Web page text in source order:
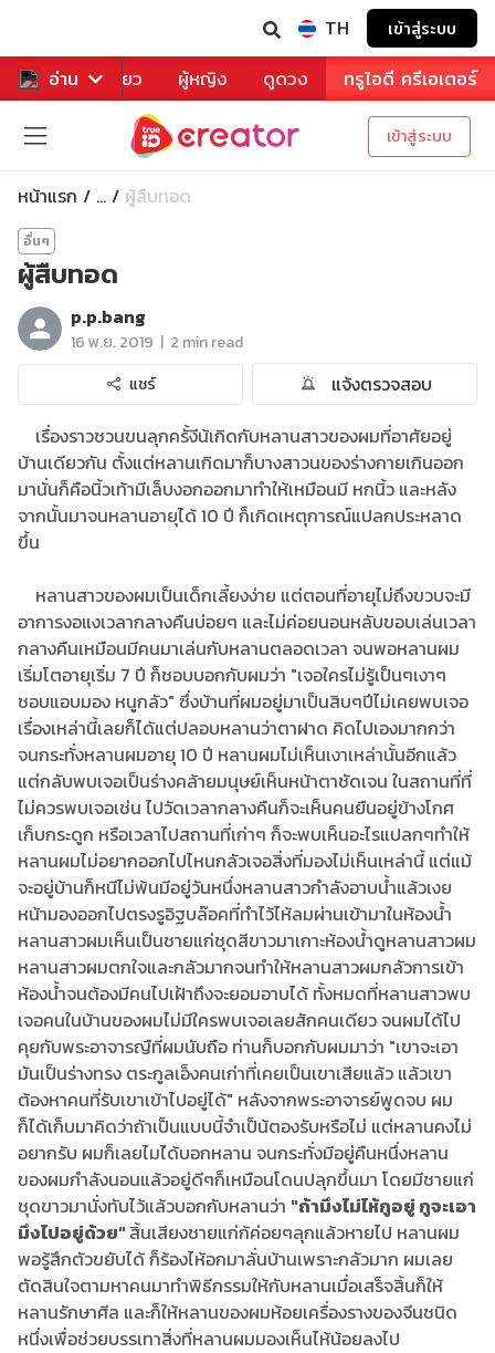
TH เข้าสู่ระบบ
อ่าน
หาร ท่องเที่ยว ผู้หญิง ดูดวง ทรูไอดี ครีเอเตอร์
เข้าสู่ระบบ
หน้าแรก ... ผู้สืบทอด
อื่นๆ
ผู้สืบทอด
p.p.bang
16 พ.ย. 2019 | 2 min read
แชร์
แจ้งตรวจสอบ
เรื่องราวชวนขนลุกครั้งีน้เกิดกับหลานสาวของผมที่อาศัยอยู่
บ้านเดียวกัน ตั้งแต่หลานเกิดมาก็บางสาวนของร่างกายเกินออก
มานั่นก็คือนิ้วเท้ามีเล็บงอกออกมาทำให้เหมือนมี หกนิ้ว และหลัง
จากนั้นมาจนหลานอายุได้ 10 ปี ก็เกิดเหตุการณ์แปลกประหลาด
ขึ้น
หลานสาวของผมเป็นเด็กเลี้ยงง่าย แต่ตอนที่อายุไม่ถึงขวบจะมี
อาการงอแงเวลากลางคืนบ่อยๆ และไม่ค่อยนอนหลับขอบเล่นเวลา
กลางคืนเหมือนมีคนมาเล่นกับหลานตลอดเวลา จนพอหลานผม
เริ่มโตอายุเริ่ม 7 ปี ก็ชอบบอกกับผมว่า "เจอใครไม่รู้เป็นๆเงาๆ
ชอบแอบมอง หนูกลัว" ซึ่งบ้านที่ผมอยู่มาเป็นสิบๆปีไม่เคยพบเจอ
เรื่องเหล่านี้เลยก็ได้แต่ปลอบหลานว่าตาฝาด คิดไปเองมากกว่า
จนกระทั่งหลานผมอายุ 10 ปี หลานผมไม่เห็นเงาเหล่านั้นอีกแล้ว
แต่กลับพบเจอเป็นร่างคล้ายมนุษย์เห็นหน้าตาชัดเจน ในสถานที่ที่
ไม่ควรพบเจอเช่น ไปวัดเวลากลางคืนก็จะเห็นคนยืนอยู่ข้างโกศ
เก็บกระดูก หรือเวลาไปสถานที่เก่าๆ ก็จะพบเห็นอะไรแปลกๆทำให้
หลานผมไม่อยากออกไปไหนกลัวเจอสิ่งที่มองไม่เห็นเหล่านี้ แต่แม้
จะอยู่บ้านก็หนีไม่พ้นมีอยู่วันหนึ่งหลานสาวกำลังอาบน้ำแล้วเงย
หน้ามองออกไปตรงรูอิฐบล๊อคที่ทำไว้ไห้ลมผ่านเข้ามาในห้องน้ำ
หลานสาวผมเห็นเป็นชายแก่ชุดสีขาวมาเกาะห้องน้ำดูหลานสาวผม
หลานสาวผมตกใจและกลัวมากจนทำให้หลานสาวผมกลัวการเข้า
ห้องน้ำจนต้องมีคนไปเฝ้าถึงจะยอมอาบได้ ทั้งหมดที่หลานสาวพบ
เจอคนในบ้านของผมไม่มีใครพบเจอเลยสักคนเดียว จนผมได้ไป
คุยกับพระอาจารญืที่ผมนับถือ ท่านก็บอกกับผมมาว่า "เขาจะเอา
มันเป็นร่างทรง ตระกูลเอ็งคนเก่าที่เคยเป็นเขาเสียแล้ว แล้วเขา
ต้องหาคนที่รับเขาเข้าไปอยู่ได้" หลังจากพระอาจารย์พูดจบ ผม
ก็ได้เก็บมาคิดว่าถ้าเป็นแบบนี้จำเป็น้ตองรับหรือไม่ แต่หลานคงไม่
อยากรับ ผมก็เลยไมไ่ด้บอกหลาน จนกระทั่งมีอยู่คืนหนึ่งหลาน
ของผมกำลังนอนแล้วอยู่ดีๆก็เหมือนโดนปลุกขึ้นมา โดยมีชายแก่
ชุดขาวมานั่งทับไว้แล้วบอกกับหลานว่า "ถ้ามึงไม่ไห้กูอยู่ กูจะเอา
มึงไปอยู่ด้วย"สิ้นเสียงชายแก่ก้ค่อยๆลุกแล้วหายไป หลานผม
พอรู้สึกตัวขยับได้ ก็ร้องไห้อกมาลั่นบ้านเพราะกลัวมาก ผมเลย
ตัดสินใจตามหาคนมาทำพิธีกรรมให้กับหลานเมื่อเสร็จสิ้นก็ให้
หลานรักษาศีล และก็ให้หลานของผมห้อยเครื่องรางของจีนชนิด
หนึ่งเพื่อช่วยบรรเทาสิ่งที่หลานผมมองเห็นไห้น้อยลงไป